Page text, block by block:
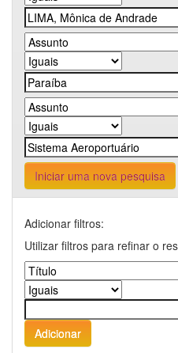
Iniciar uma nova pesquisa
Adicionar filtros:
Utilizar filtros para refinar o